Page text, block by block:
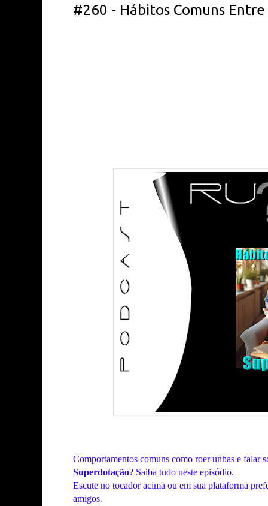
#260 - Hábitos Comuns
Comportamentos comuns como roer unhas e falar
Superdotação? Saiba tudo neste episódio.
Escute no tocador acima ou em sua plataforma
amigos.